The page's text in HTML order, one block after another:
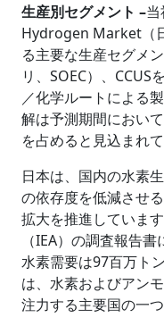
生産別セグメント –
Hydrogen Market（
る主要な生産セグメ
リ、SOEC）、CCUS
／化学ルートによる
解は予測期間におい
を占めると見込まれて
日本は、国内の水素
の依存度を低減させ
拡大を推進していま
（IEA）の調査報告
水素需要は97百万ト
は、水素およびアン
注力する主要国の一